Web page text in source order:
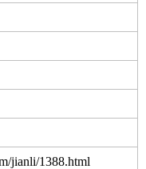
jianli/1388.html